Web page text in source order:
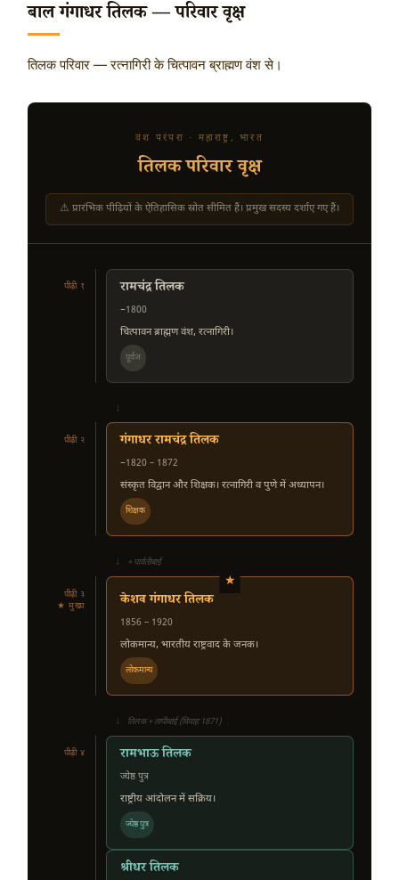
बाल गंगाधर तिलक — परिवार वृक्ष
तिलक परिवार — रत्नागिरी के चित्पावन ब्राह्मण वंश से।
वंश परंपरा · महाराष्ट्र, भारत
तिलक परिवार वृक्ष
⚠ प्रारंभिक पीढ़ियों के ऐतिहासिक स्रोत सीमित हैं। प्रमुख सदस्य दर्शाए गए हैं।
पीढ़ी १ रामचंद्र तिलक
~1800
चित्पावन ब्राह्मण वंश, रत्नागिरी।
पूर्वज
↓
पीढ़ी २ गंगाधर रामचंद्र तिलक
~1820 – 1872
संस्कृत विद्वान और शिक्षक। रत्नागिरी व पुणे में अध्यापन।
शिक्षक
↓ + पार्वतीबाई
पीढ़ी ३
★ मुख्य
★
केशव गंगाधर तिलक
1856 – 1920
लोकमान्य, भारतीय राष्ट्रवाद के जनक।
लोकमान्य
↓ तिलक + तापीबाई (विवाह 1871)
पीढ़ी ४ रामभाऊ तिलक
ज्येष्ठ पुत्र
राष्ट्रीय आंदोलन में सक्रिय।
ज्येष्ठ पुत्र
श्रीधर तिलक